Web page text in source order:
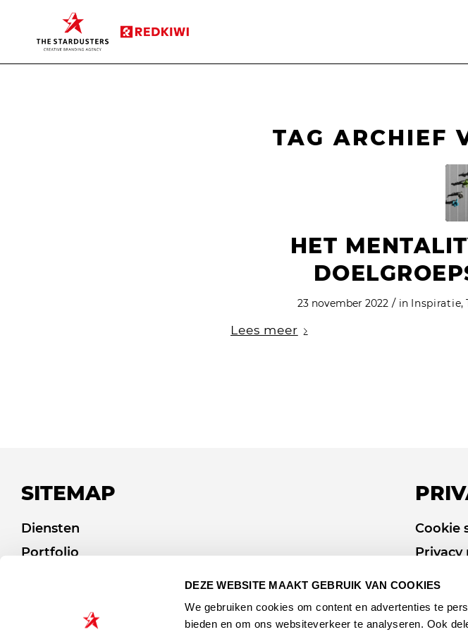
DEZE WEBSITE MAAKT GEBRUIK VAN COOKIES
We gebruiken cookies om content en advertenties te
bieden en om ons websiteverkeer te analyseren. Ook
TAG ARCHIEF
HET
23 november 2022 / in Inspiratie,
Lees meer
SITEMAP
Diensten
Portfolio
Cookie
Privacy